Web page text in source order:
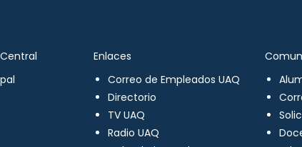
Enlaces
Correo de Empleados UAQ
Directorio
TV UAQ
Radio UAQ